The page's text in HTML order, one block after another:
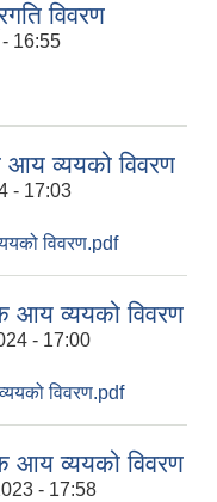
विवरण
16:55
व्ययको विवरण
- 17:03
विवरण.pdf
आय व्ययको विवरण
- 17:00
विवरण.pdf
आय व्ययको विवरण
- 17:58